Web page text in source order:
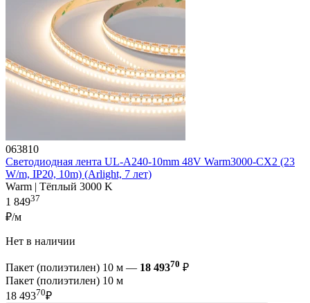
063810
Светодиодная лента UL-A240-10mm 48V Warm3000-CX2 (23
W/m, IP20, 10m) (Arlight, 7 лет)
Warm | Тёплый 3000 K
1 84937
₽/м
Нет в наличии
Пакет (полиэтилен) 10 м — 18 49370 ₽
Пакет (полиэтилен) 10 м
18 49370₽